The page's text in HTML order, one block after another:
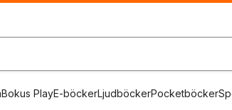
Bokus PlayE-böckerLjudböckerPocketböcker